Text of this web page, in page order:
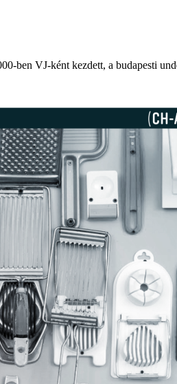
ben VJ-ként kezdett, a budapesti